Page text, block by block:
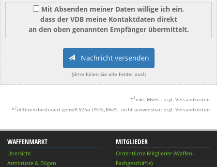
Mit Absenden meiner Daten willige ich ein,
dass der VDB meine Kontaktdaten direkt
an den oben genannten Empfänger übermittelt.
Nachricht versenden
(Bitte füllen Sie alle Felder aus!)
* 1 inkl. MwSt.; zzgl. Versandkosten
*2differenzbesteuert gemäß §25a UStG.;MwSt. nicht ausweisbar; zzgl. Versandkosten
WAFFENMARKT
Übersicht
Armbrüste & Bögen
MITGLIEDER
Ordentliche Mitglieder (Waffen-
Fachgeschäfte)